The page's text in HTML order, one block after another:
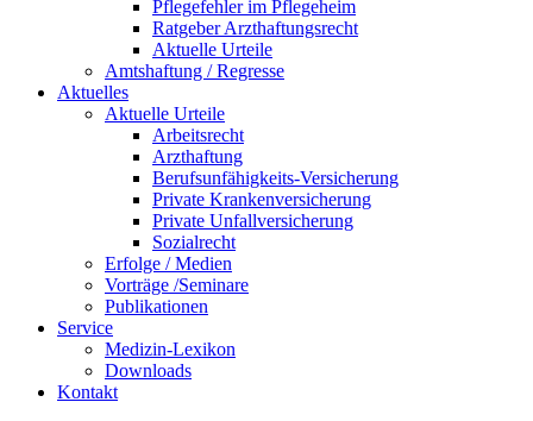
Pflegefehler im Pflegeheim
Ratgeber Arzthaftungsrecht
Aktuelle Urteile
Amtshaftung / Regresse
Aktuelles
Aktuelle Urteile
Arbeitsrecht
Arzthaftung
Berufsunfähigkeits-Versicherung
Private Krankenversicherung
Private Unfallversicherung
Sozialrecht
Erfolge / Medien
Vorträge /Seminare
Publikationen
Service
Medizin-Lexikon
Downloads
Kontakt